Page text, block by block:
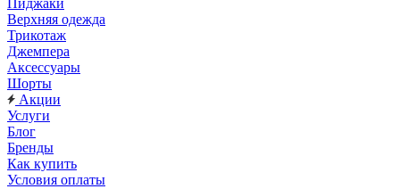
Пиджаки
Верхняя одежда
Трикотаж
Джемпера
Аксессуары
Шорты
Акции
Услуги
Блог
Бренды
Как купить
Условия оплаты